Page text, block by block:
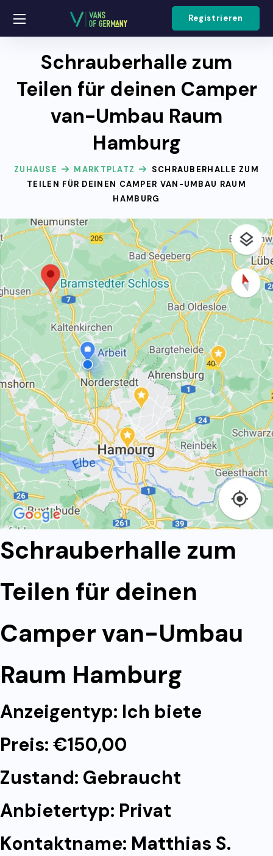
Registrieren
Schrauberhalle zum
Teilen für deinen Camper
van-Umbau Raum
Hamburg
ZUHAUSE MARKTPLATZ
SCHRAUBERHALLE ZUM
TEILEN FÜR DEINEN CAMPER VAN-UMBAU RAUM
HAMBURG
Schrauberhalle zum
Teilen für deinen
Camper van-Umbau
Raum Hamburg
Anzeigentyp: Ich biete
Preis: €150,00
Zustand: Gebraucht
Anbietertyp: Privat
Kontaktname: Matthias S.